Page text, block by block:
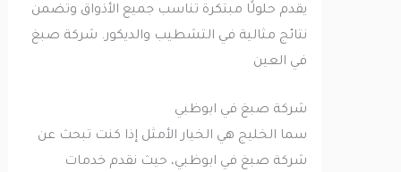
يقدم حلولًا مبتكرة تناسب جميع الأذواق وتضمن
نتائج مثالية في التشطيب والديكور. شركة صبغ
في العين
شركة صبغ في ابوظبي
سما الخليج هي الخيار الأمثل إذا كنت تبحث عن
شركة صبغ في ابوظبي، حيث نقدم خدمات